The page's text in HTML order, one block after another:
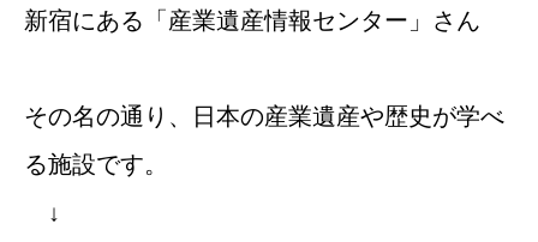
新宿にある「産業遺産情報センター」さん
その名の通り、日本の産業遺産や歴史が学べ
る施設です。
↓